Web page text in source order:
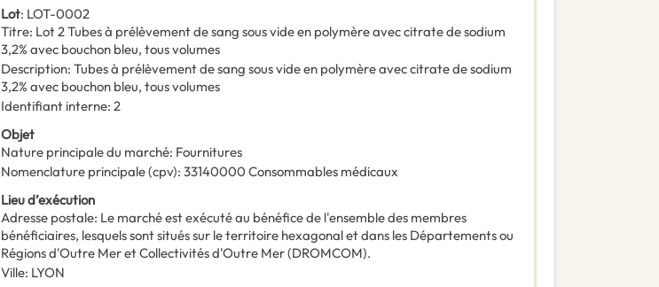
Lot: LOT-0002
Titre: Lot 2 Tubes à prélèvement de sang sous vide en polymère avec citrate de sodium
3,2% avec bouchon bleu, tous volumes
Description: Tubes à prélèvement de sang sous vide en polymère avec citrate de sodium
3,2% avec bouchon bleu, tous volumes
Identifiant interne: 2
Objet
Nature principale du marché: Fournitures
Nomenclature principale(cpv): 33140000 Consommables médicaux
Lieu d’exécution
Adresse postale: Le marché est exécuté au bénéfice de l'ensemble des membres
bénéficiaires, lesquels sont situés sur le territoire hexagonal et dans les Départements ou
Régions d'Outre Mer et Collectivités d'Outre Mer (DROMCOM).
Ville: LYON